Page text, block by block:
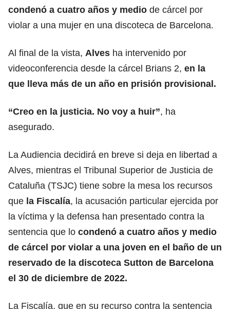
condenó a cuatro años y medio de cárcel por
violar a una mujer en una discoteca de Barcelona.
Al final de la vista, Alves ha intervenido por
videoconferencia desde la cárcel Brians 2, en la
que lleva más de un año en prisión provisional.
“Creo en la justicia. No voy a huir”, ha
asegurado.
La Audiencia decidirá en breve si deja en libertad a
Alves, mientras el Tribunal Superior de Justicia de
Cataluña (TSJC) tiene sobre la mesa los recursos
que la Fiscalía, la acusación particular ejercida por
la víctima y la defensa han presentado contra la
sentencia que lo condenó a cuatro años y medio
de cárcel por violar a una joven en el baño de un
reservado de la discoteca Sutton de Barcelona
el 30 de diciembre de 2022.
La Fiscalía, que en su recurso contra la sentencia